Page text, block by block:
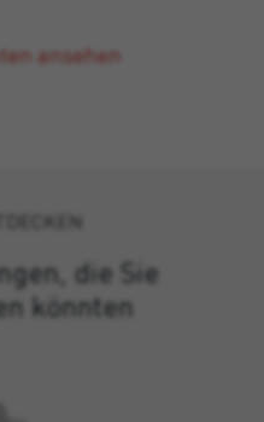
ansehen
die Sie
könnten